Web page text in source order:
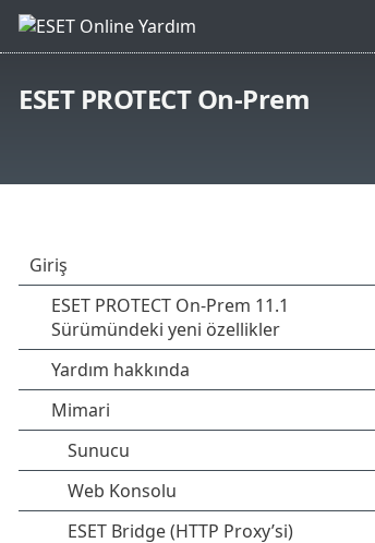
ESET PROTECT On-Prem